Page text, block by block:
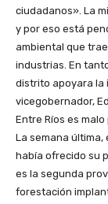
ciudadanos». La
y por eso está
ambiental que
industrias. En
distrito apoyara la
vicegobernador,
Entre Ríos es
La semana última,
había ofrecido su
es la segunda
forestación